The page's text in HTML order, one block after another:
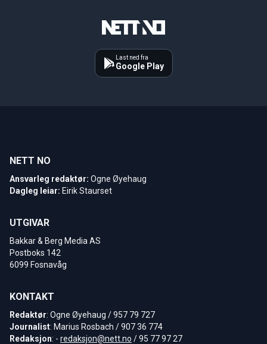
Last ned fra
Google Play
NETT NO
Ansvarleg redaktør: Ogne Øyehaug
Dagleg leiar: Eirik Staurset
UTGIVAR
Bakkar & Berg Media AS
Postboks 142
6099 Fosnavåg
KONTAKT
Redaktør: Ogne Øyehaug / 957 79 727
Journalist: Marius Rosbach / 907 36 774
Redaksjon: - redaksjon@nett.no / 95 77 97 27